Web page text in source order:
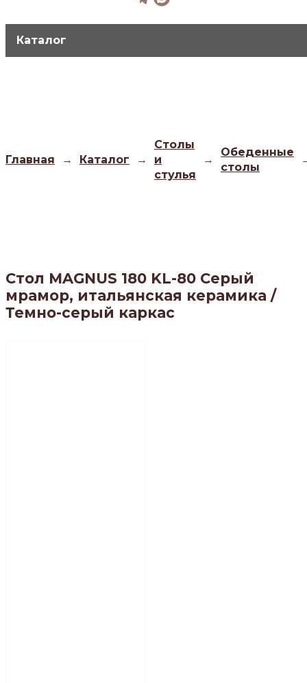
Каталог
Главная → Каталог →
Столы
и
стулья
→
Обеденные
столы
Стол MAGNUS 180 KL-80 Серый
мрамор, итальянская керамика /
Темно-серый каркас